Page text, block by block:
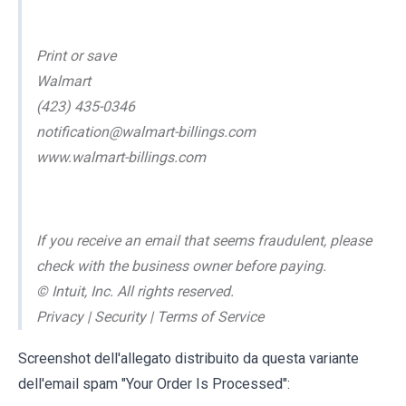
Print or save
Walmart
(423) 435-0346
notification@walmart-billings.com
www.walmart-billings.com
If you receive an email that seems fraudulent, please
check with the business owner before paying.
© Intuit, Inc. All rights reserved.
Privacy | Security | Terms of Service
Screenshot dell'allegato distribuito da questa variante
dell'email spam "Your Order Is Processed":